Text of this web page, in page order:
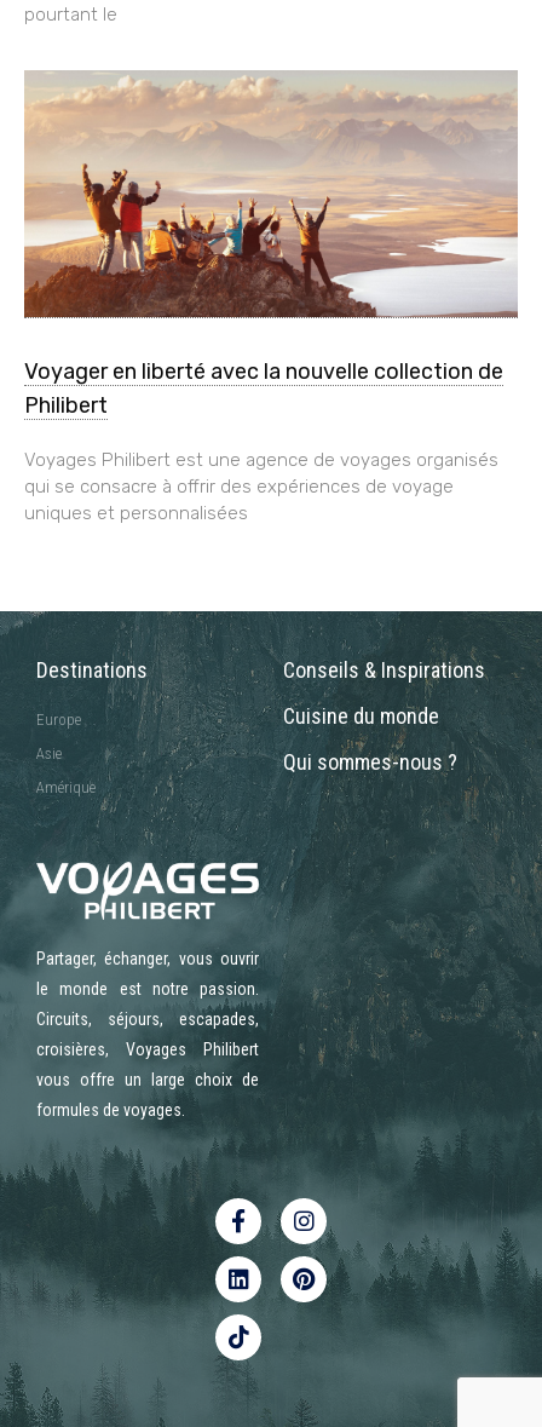
pourtant le
Voyager en liberté avec la nouvelle collection de
Philibert
Voyages Philibert est une agence de voyages organisés
qui se consacre à offrir des expériences de voyage
uniques et personnalisées
Destinations
Europe
Asie
Amérique
Conseils & Inspirations
Cuisine du monde
Qui sommes-nous ?
Partager, échanger, vous ouvrir
le monde est notre passion.
Circuits, séjours, escapades,
croisières, Voyages Philibert
vous offre un large choix de
formules de voyages.